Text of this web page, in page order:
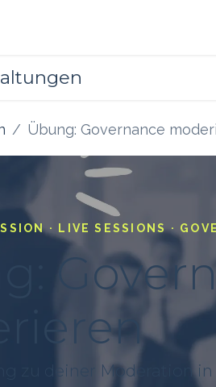
Übung: Governance
· LIVE SESSIONS ·
zu deiner Moderation